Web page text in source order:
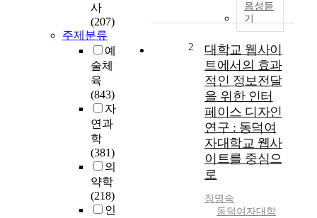
사
(207)
주제분류
예
술체
육
(843)
자
연과
학
(381)
의
약학
(218)
인
음성듣
기
2
대학교 웹사이
트에서의 효과
적인 정보전달
을 위한 인터
페이스 디자인
연구 : 동덕여
자대학교 웹사
이트를 중심으
로
장명숙
동덕여자대학